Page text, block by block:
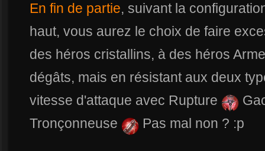
En fin de partie, suivant la
haut, vous aurez le choix de faire
des héros cristallins, à des héros
dégâts, mais en résistant aux deux
vitesse d'attaque avec Rupture
Tronçonneuse
Pas mal non ? :p